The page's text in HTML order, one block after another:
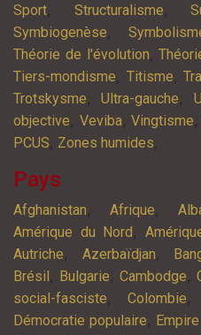
Sport, Structuralisme,
Symbiogenèse,
Théorie de l'évolution,
Tiers-mondisme, Titisme,
Trotskysme,Ultra-gauche,
objective, Veviba,Vingtisme
PCUS, Zones humides,
Pays
Afghanistan, Afrique,
Amérique du Nord ,
Autriche, Azerbaïdjan,
Brésil , Bulgarie, Cambodge,
social-fasciste, Colombie,
Démocratie populaire,